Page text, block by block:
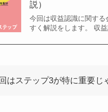
説）
今回は収益認識に関す
すく解説をします。 収
はステップ3が特に重要じ